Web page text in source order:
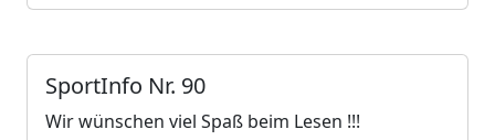
SportInfo Nr. 90
Wir wünschen viel Spaß beim Lesen !!!